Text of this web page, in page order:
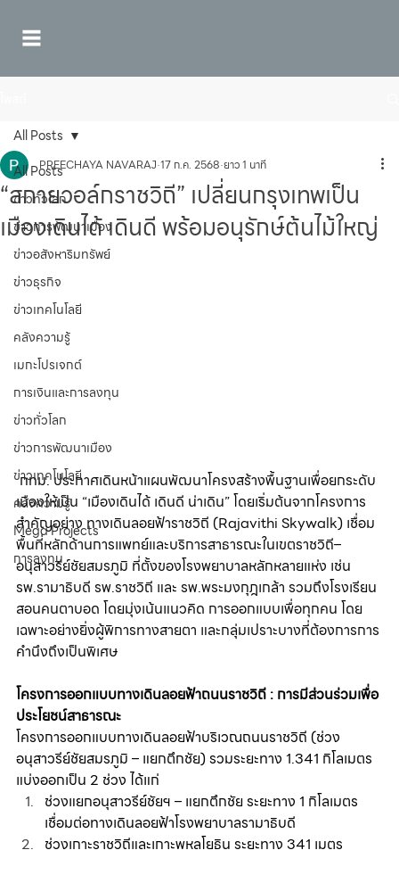
All Posts
ข่าวทั่วโลก
ข่าวการพัฒนาเมือง
ข่าวอสังหาริมทรัพย์
ข่าวธุรกิจ
ข่าวเทคโนโลยี
คลังความรู้
เมกะโปรเจกต์
การเงินและการลงทุน
ข่าวทั่วโลก
ข่าวการพัฒนาเมือง
ข่าวเทคโนโลยี
คลังความรู้
Mega Projects
การลงทุน
All Posts
“สกายวอล์กราชวิถี” เปลี่ยนกรุงเทพเป็น
เมืองเดินได้ เดินดี พร้อมอนุรักษ์ต้นไม้ใหญ่
PREECHAYA NAVARAJ 17 ก.ค. 2568 ยาว 1 นาที
กทม. ประกาศเดินหน้าแผนพัฒนาโครงสร้างพื้นฐานเพื่อยกระดับ
เมืองให้เป็น “เมืองเดินได้ เดินดี น่าเดิน” โดยเริ่มต้นจากโครงการ
สำคัญอย่าง ทางเดินลอยฟ้าราชวิถี (Rajavithi Skywalk) เชื่อม
พื้นที่หลักด้านการแพทย์และบริการสาธารณะในเขตราชวิถี–
อนุสาวรีย์ชัยสมรภูมิ ที่ตั้งของโรงพยาบาลหลักหลายแห่ง เช่น
รพ.รามาธิบดี รพ.ราชวิถี และ รพ.พระมงกุฎเกล้า รวมถึงโรงเรียน
สอนคนตาบอด โดยมุ่งเน้นแนวคิด การออกแบบเพื่อทุกคน โดย
เฉพาะอย่างยิ่งผู้พิการทางสายตา และกลุ่มเปราะบางที่ต้องการการ
คำนึงถึงเป็นพิเศษ
โครงการออกแบบทางเดินลอยฟ้าถนนราชวิถี : การมีส่วนร่วมเพื่อ
ประโยชน์สาธารณะ
โครงการออกแบบทางเดินลอยฟ้าบริเวณถนนราชวิถี (ช่วง
อนุสาวรีย์ชัยสมรภูมิ – แยกตึกชัย) รวมระยะทาง 1.341 กิโลเมตร
แบ่งออกเป็น 2 ช่วง ได้แก่
ช่วงแยกอนุสาวรีย์ชัยฯ – แยกตึกชัย ระยะทาง 1 กิโลเมตร
เชื่อมต่อทางเดินลอยฟ้าโรงพยาบาลรามาธิบดี
ช่วงเกาะราชวิถีและเกาะพหลโยธิน ระยะทาง 341 เมตร